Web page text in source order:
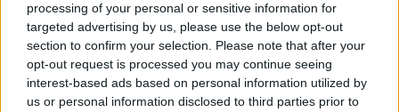
processing of your personal or sensitive information for
targeted advertising by us, please use the below opt-out
section to confirm your selection. Please note that after your
opt-out request is processed you may continue seeing
interest-based ads based on personal information utilized by
us or personal information disclosed to third parties prior to
Puoi abbonarti asoli € 1,10 al mese
cliccandoqui
Sei già abbonato?